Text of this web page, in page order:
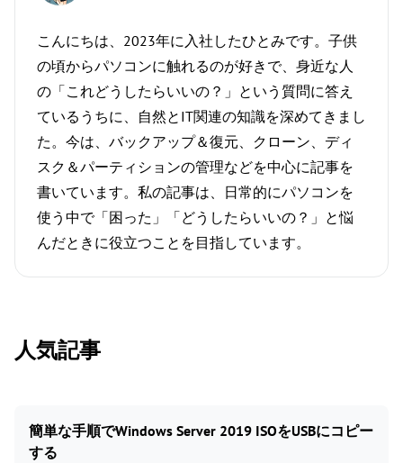
こんにちは、2023年に入社したひとみです。子供
の頃からパソコンに触れるのが好きで、身近な人
の「これどうしたらいいの？」という質問に答え
ているうちに、自然とIT関連の知識を深めてきまし
た。今は、バックアップ＆復元、クローン、ディ
スク＆パーティションの管理などを中心に記事を
書いています。私の記事は、日常的にパソコンを
使う中で「困った」「どうしたらいいの？」と悩
んだときに役立つことを目指しています。
人気記事
簡単な手順でWindows Server 2019 ISOをUSBにコピー
する